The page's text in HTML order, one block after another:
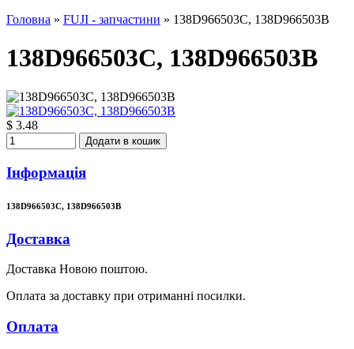
Головна » FUJI - запчастини » 138D966503C, 138D966503B
138D966503C, 138D966503B
$ 3.48
Додати в кошик
Інформація
138D966503C, 138D966503B
Доставка
Доставка Новою поштою.
Оплата за доставку при отриманні посилки.
Оплата